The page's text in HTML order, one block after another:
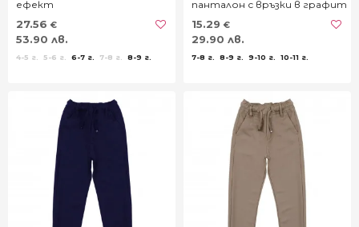
ефект
27.56 €
53.90 лв.
4-5 г. 5-6 г. 6-7 г. 7-8 г. 8-9 г.
панталон с връзки в графит
15.29 €
29.90 лв.
7-8 г. 8-9 г. 9-10 г. 10-11 г.